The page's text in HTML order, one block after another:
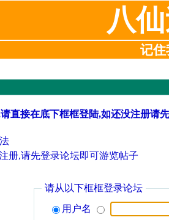
八
记住
直接在底下框框登陆,如还没注册请
册,请先登录论坛即可游览帖子
请从以下框框登录论坛
用户名